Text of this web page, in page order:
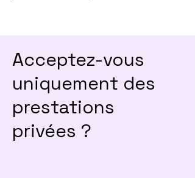
Acceptez-vous
uniquement des
prestations
privées ?